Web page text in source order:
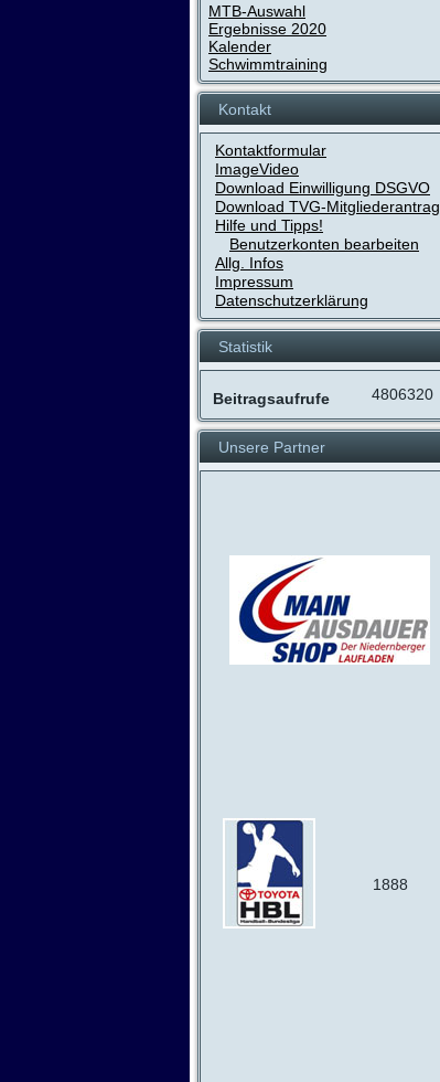
MTB-Auswahl
Ergebnisse 2020
Kalender
Schwimmtraining
Kontakt
Kontaktformular
ImageVideo
Download Einwilligung DSGVO
Download TVG-Mitgliederantrag
Hilfe und Tipps!
Benutzerkonten bearbeiten
Allg. Infos
Impressum
Datenschutzerklärung
Statistik
Beitragsaufrufe 4806320
Unsere Partner
1888